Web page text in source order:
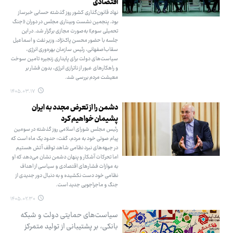
نهاد قانون‌گذاری کشور روز گذشته حسابی خبرساز
بود. پنجمین نشست وبیناری مجلس در دوران «جنگ
تحمیلی سوم» به‌صورت مجازی برگزار شد. در این
جلسه با حضور محسن پاک‌نژاد، وزیر نفت و اسماعیل
سقاب‌اصفهانی، رئیس سازمان بهره‌وری انرژی،
سیاست‌های دولت برای پایداری زنجیره تامین سوخت
و راهکارهای عبور از ناترازی انرژی، بدون فشار بر
معیشت مردم بررسی شد.
۱۴۰۵.۰۳.۱۷
دشمن را از تعرض مجدد به ایران
پشیمان خواهیم کرد
رئیس مجلس شورای اسلامی روز گذشته در سومین
پیام صوتی خود به مردم، گفت: حدود یک ماه است که
در جبهه‌های نبرد نظامی شاهد توقف آتش هستیم
اما تحرکات آشکار و پنهان دشمن نشان می‌دهد که او
به موازات فشارهای اقتصادی و سیاسی از اهداف
نظامی خود دست نکشیده و به دنبال دور جدیدی از
جنگ و ماجراجویی جدید است.
۱۴۰۵.۰۲.۳۰
سیاست‌های حمایتی دولت و شبکه
بانکی، بر پشتیبانی از تولید متمرکز